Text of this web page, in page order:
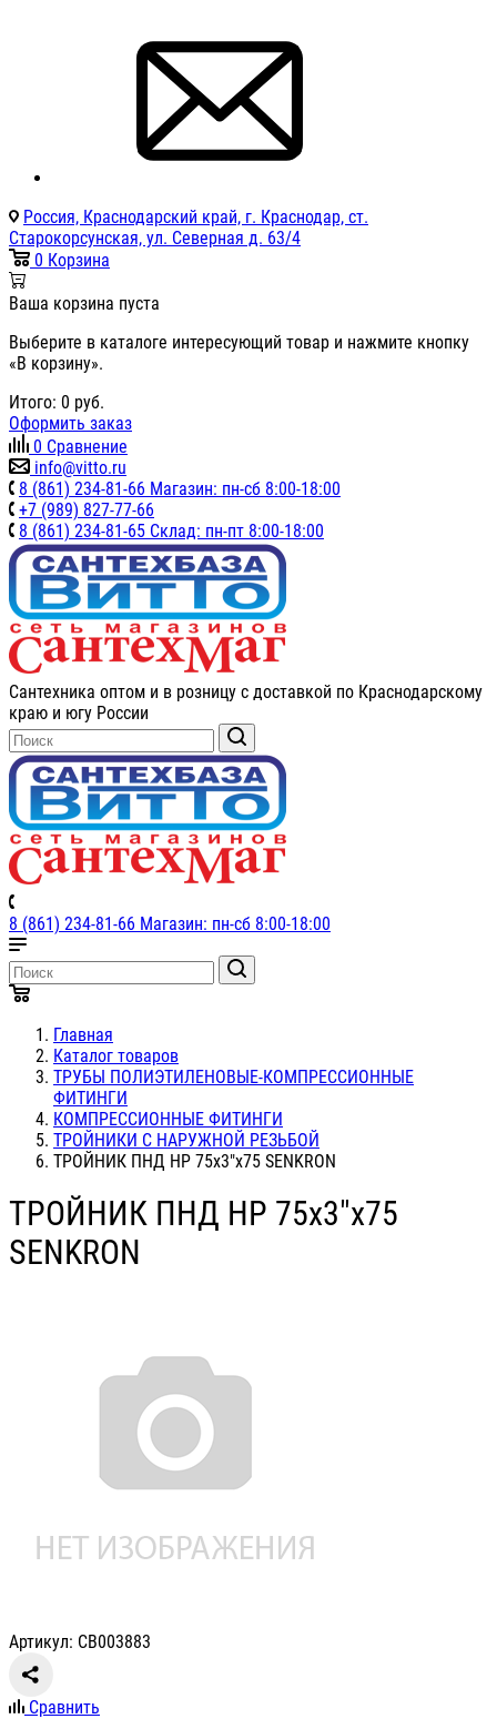
Россия, Краснодарский край, г. Краснодар, ст.
Старокорсунская, ул. Северная д. 63/4
0 Корзина
Ваша корзина пуста
Выберите в каталоге интересующий товар и нажмите кнопку
«В корзину».
Итого: 0 руб.
Оформить заказ
0 Сравнение
info@vitto.ru
8 (861) 234-81-66 Магазин: пн-сб 8:00-18:00
+7 (989) 827-77-66
8 (861) 234-81-65 Склад: пн-пт 8:00-18:00
Сантехника оптом и в розницу с доставкой по Краснодарскому
краю и югу России
8 (861) 234-81-66 Магазин: пн-сб 8:00-18:00
Главная
Каталог товаров
ТРУБЫ ПОЛИЭТИЛЕНОВЫЕ-КОМПРЕССИОННЫЕ
ФИТИНГИ
КОМПРЕССИОННЫЕ ФИТИНГИ
ТРОЙНИКИ С НАРУЖНОЙ РЕЗЬБОЙ
ТРОЙНИК ПНД НР 75х3"х75 SENKRON
ТРОЙНИК ПНД НР 75х3"х75
SENKRON
Артикул: СВ003883
Сравнить